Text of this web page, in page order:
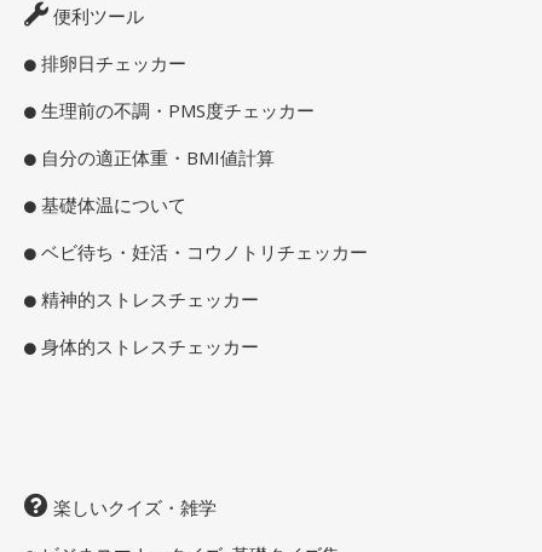
便利ツール
排卵日チェッカー
生理前の不調・PMS度チェッカー
自分の適正体重・BMI値計算
基礎体温について
ベビ待ち・妊活・コウノトリチェッカー
精神的ストレスチェッカー
身体的ストレスチェッカー
楽しいクイズ・雑学